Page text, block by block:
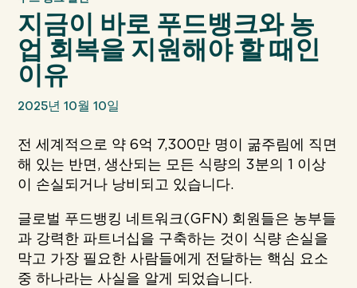
기부
지금이 바로 푸드뱅크와 농
업 회복을 지원해야 할 때인
이유
2025년 10월 10일
전 세계적으로 약 6억 7,300만 명이 굶주림에 직면
해 있는 반면, 생산되는 모든 식량의 3분의 1 이상
이 손실되거나 낭비되고 있습니다.
글로벌 푸드뱅킹 네트워크(GFN) 회원들은 농부들
과 강력한 파트너십을 구축하는 것이 식량 손실을
막고 가장 필요한 사람들에게 전달하는 핵심 요소
중 하나라는 사실을 알게 되었습니다.